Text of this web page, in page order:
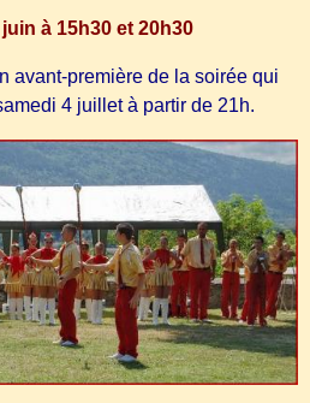
à 15h30 et 20h30
avant-première de la soirée qui
4 juillet à partir de 21h.